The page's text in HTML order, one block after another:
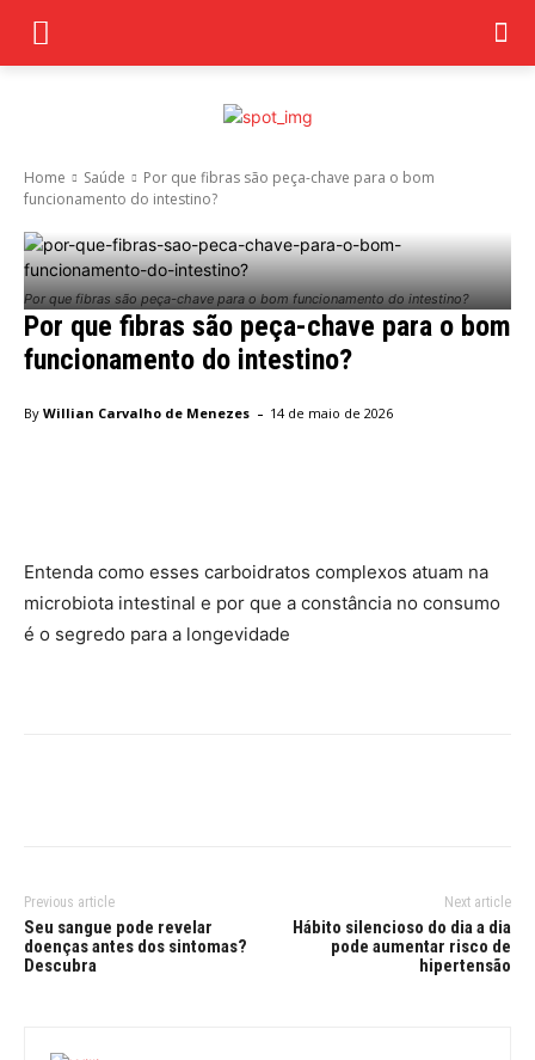
Home Saúde
Por que fibras são peça-chave para o bom
funcionamento do intestino?
Por que fibras são peça-chave para o bom funcionamento do intestino?
Por que fibras são peça-chave para o bom
funcionamento do intestino?
By Willian Carvalho de Menezes - 14 de maio de 2026
Entenda como esses carboidratos complexos atuam na
microbiota intestinal e por que a constância no consumo
é o segredo para a longevidade
Previous article
Seu sangue pode revelar
doenças antes dos sintomas?
Descubra
Next article
Hábito silencioso do dia a dia
pode aumentar risco de
hipertensão